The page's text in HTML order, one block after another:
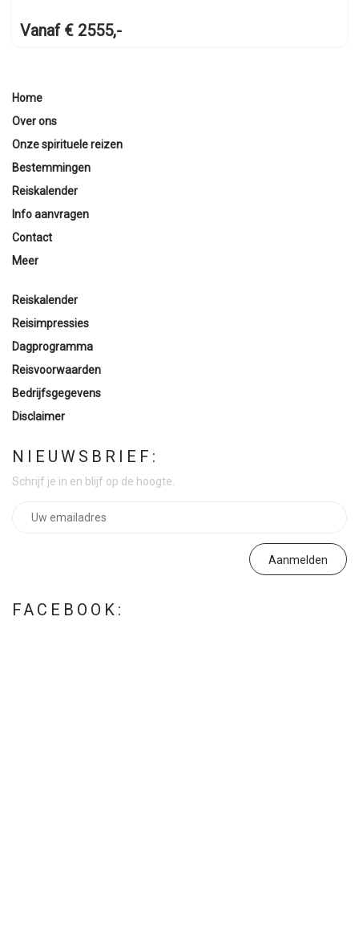
Vanaf € 2555,-
Home
Over ons
Onze spirituele reizen
Bestemmingen
Reiskalender
Info aanvragen
Contact
Meer
Reiskalender
Reisimpressies
Dagprogramma
Reisvoorwaarden
Bedrijfsgegevens
Disclaimer
NIEUWSBRIEF:
Schrijf je in en blijf op de hoogte.
FACEBOOK: